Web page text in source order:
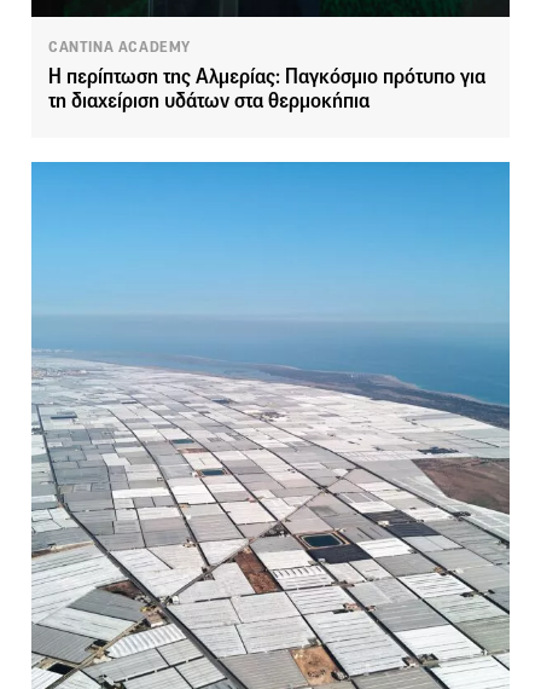
CANTINA ACADEMY
Η περίπτωση της Αλμερίας: Παγκόσμιο πρότυπο για
τη διαχείριση υδάτων στα θερμοκήπια